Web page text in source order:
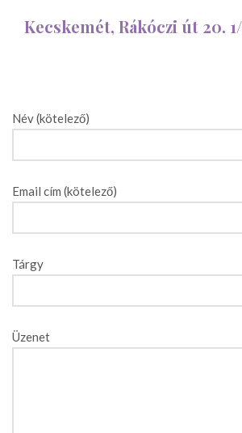
Kecskemét, Rákóczi út 20.
Név (kötelező)
Email cím (kötelező)
Tárgy
Üzenet